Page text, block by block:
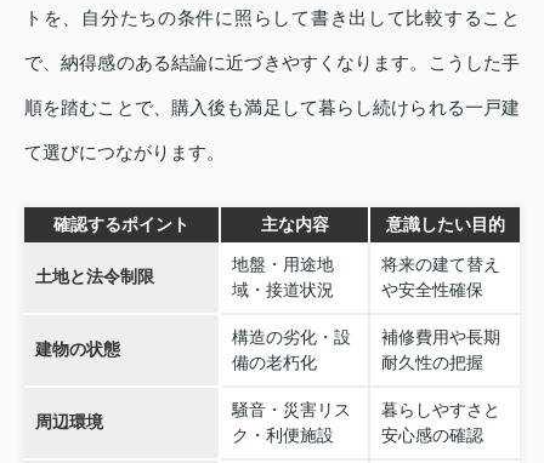
トを、自分たちの条件に照らして書き出して比較すること
で、納得感のある結論に近づきやすくなります。こうした手
順を踏むことで、購入後も満足して暮らし続けられる一戸建
て選びにつながります。
確認するポイント 主な内容 意識したい目的
土地と法令制限
地盤・用途地
域・接道状況
将来の建て替え
や安全性確保
建物の状態
構造の劣化・設
備の老朽化
補修費用や長期
耐久性の把握
周辺環境
騒音・災害リス
ク・利便施設
暮らしやすさと
安心感の確認